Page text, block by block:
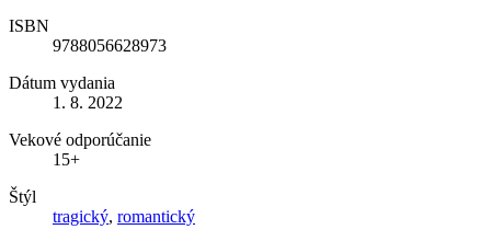
ISBN
9788056628973
Dátum vydania
1. 8. 2022
Vekové odporúčanie
15+
Štýl
tragický, romantický